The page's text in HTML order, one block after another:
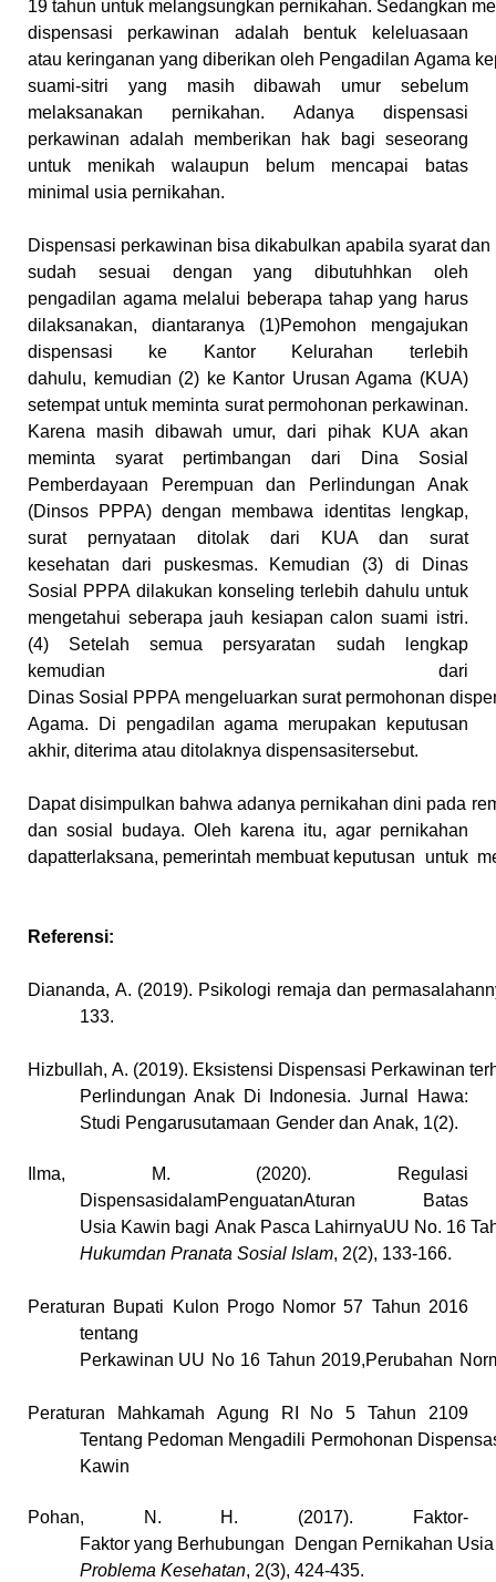
19 tahun untuk melangsungkan pernikahan. Sedangkan
dispensasi perkawinan adalah bentuk keleluasaan
atau keringanan yang diberikan oleh Pengadilan Agama
suami-sitri yang masih dibawah umur sebelum
melaksanakan
pernikahan. Adanya dispensasi
perkawinan adalah memberikan hak bagi seseorang
untuk menikah walaupun belum mencapai batas
minimal usia pernikahan.
Dispensasi perkawinan bisa dikabulkan apabila syarat dan
sudah sesuai dengan yang dibutuhhkan oleh
pengadilan agama melalui beberapa tahap yang harus
dilaksanakan, diantaranya (1)Pemohon mengajukan
dispensasi ke Kantor Kelurahan terlebih
dahulu, kemudian (2) ke Kantor Urusan Agama (KUA)
setempat untuk meminta surat permohonan perkawinan.
Karena masih dibawah umur, dari pihak
KUA akan
meminta syarat pertimbangan dari Dina Sosial
Pemberdayaan
Perempuan dan Perlindungan Anak
(Dinsos PPPA) dengan membawa
identitas lengkap,
surat pernyataan ditolak dari KUA dan surat
kesehatan
dari puskesmas. Kemudian (3) di Dinas
Sosial PPPA dilakukan konseling terlebih dahulu untuk
mengetahui seberapa jauh kesiapan calon suami istri.
(4) Setelah semua persyaratan sudah lengkap
kemudian dari
Dinas Sosial PPPA mengeluarkan surat permohonan
Agama. Di pengadilan agama merupakan keputusan
akhir, diterima atau ditolaknya dispensasitersebut.
Dapat disimpulkan bahwa adanya pernikahan dini pada
dan sosial budaya. Oleh karena itu, agar pernikahan
dapatterlaksana, pemerintah membuat keputusan untuk
Referensi:
Diananda, A. (2019). Psikologi remaja dan
133.
Hizbullah, A. (2019). Eksistensi Dispensasi Perkawinan
Perlindungan Anak Di Indonesia. Jurnal Hawa:
Studi Pengarusutamaan Gender dan Anak, 1(2).
Ilma, M. (2020). Regulasi
DispensasidalamPenguatanAturan Batas
Usia Kawin bagi Anak Pasca LahirnyaUU No. 16
Hukumdan Pranata Sosial Islam, 2(2), 133-166.
Peraturan Bupati Kulon Progo Nomor 57 Tahun 2016
tentang
Perkawinan UU No 16 Tahun 2019,Perubahan
Peraturan Mahkamah Agung RI No 5 Tahun
2109
Tentang Pedoman Mengadili Permohonan
Kawin
Pohan, N. H. (2017).
Faktor-
Faktor yang Berhubungan Dengan Pernikahan Usia
Problema Kesehatan, 2(3), 424-435.